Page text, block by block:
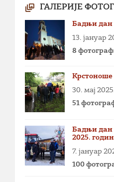
ГАЛЕРИЈЕ
Бадњи дан
13. јануар
8
Крстоноше
30. мај 2025.
51
Бадњи дан
2025.
7. јануар
100